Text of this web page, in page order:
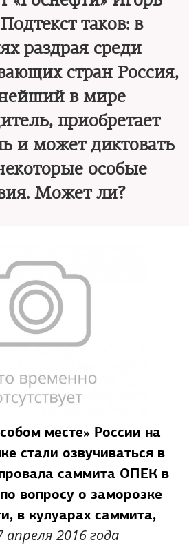
таков: в
раздрая среди
стран Россия,
в мире
приобретает
и может диктовать
особые
Может ли?
месте» России на
стали озвучиваться в
саммита ОПЕК в
вопросу о заморозке
в кулуарах саммита,
апреля 2016 года